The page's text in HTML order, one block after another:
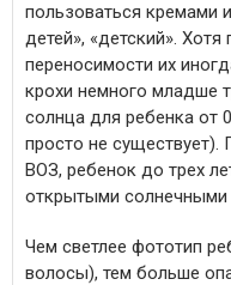
пользоваться кремами
детей», «детский».
переносимости их
крохи немного младше
солнца для ребенка от
просто не
ВОЗ, ребенок до трех
открытыми солнечными
Чем светлее фототип
волосы), тем больше